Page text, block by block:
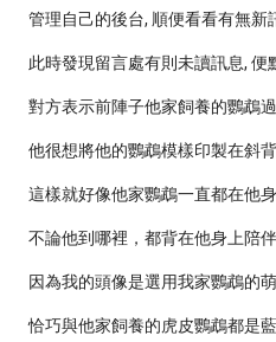
管理自己的後台, 順便看看有無新
此時發現留言處有則未讀訊息, 便
對方表示前陣子他家飼養的鸚鵡
他很想將他的鸚鵡模樣印製在斜
這樣就好像他家鸚鵡一直都在他
不論他到哪裡，都背在他身上陪
因為我的頭像是選用我家鸚鵡的
恰巧與他家飼養的虎皮鸚鵡都是